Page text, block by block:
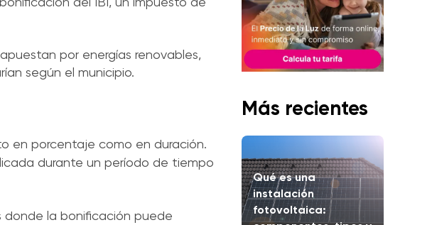
por energías renovables,
según el municipio.
en porcentaje como en duración.
durante un período de tiempo
donde la bonificación puede
Más recientes
Qué es una
instalación
fotovoltaica: